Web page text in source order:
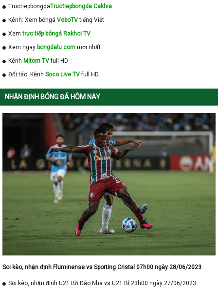
TructiepbongdaTructiepbongda Cakhia
Kênh: Xem bóngá VeboTVtiếng Việt
Xemtrực tiếp bóngá Rakhoi TV
Xem ngay bongdalu com mới nhất
Kênh Mitom TVfull HD
Đối tác: Kênh Soco Live TVfull HD
NHẬN ĐỊNH BÓNG ĐÁ HÔM NAY
Soi kèo, nhận định Fluminense vs Sporting Cristal 07h00 ngày 28/06/2023
Soi kèo, nhận định U21 Bồ Đào Nha vs U21 Bỉ 23h00 ngày 27/06/2023